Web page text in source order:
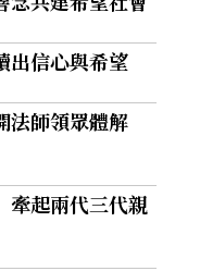
信心與希望
師領眾體解
起兩代三代親